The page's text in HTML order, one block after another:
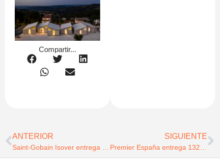
Compartir...
ANTERIOR SIGUIENTE